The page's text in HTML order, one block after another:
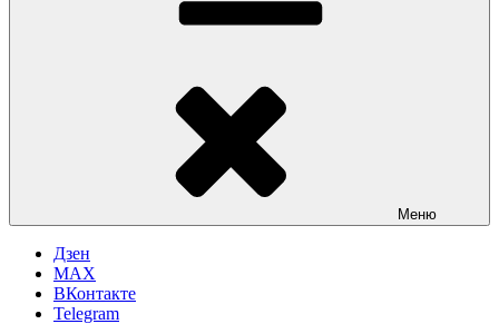
Меню
Дзен
MAX
ВКонтакте
Telegram